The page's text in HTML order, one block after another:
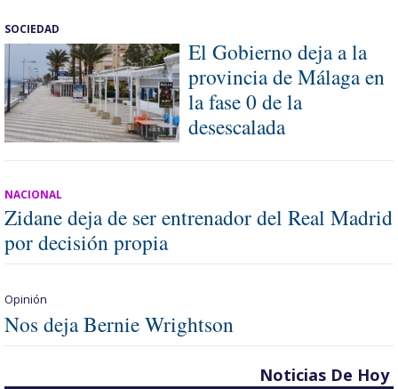
SOCIEDAD
El Gobierno deja a la
provincia de Málaga en
la fase 0 de la
desescalada
NACIONAL
Zidane deja de ser entrenador del Real Madrid
por decisión propia
Opinión
Nos deja Bernie Wrightson
Noticias De Hoy